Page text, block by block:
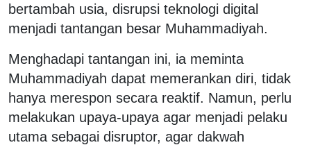
bertambah usia, disrupsi teknologi digital
menjadi tantangan besar Muhammadiyah.
Menghadapi tantangan ini, ia meminta
Muhammadiyah dapat memerankan diri, tidak
hanya merespon secara reaktif. Namun, perlu
melakukan upaya-upaya agar menjadi pelaku
utama sebagai disruptor, agar dakwah